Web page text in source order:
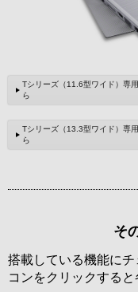
Tシリーズ（11.6型ワイド）専
ら
Tシリーズ（13.3型ワイド）専
ら
そ
搭載している機能に
コンをクリックする